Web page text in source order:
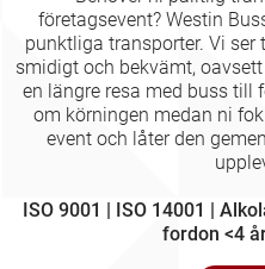
företagsevent? Westin
punktliga transporter. Vi
smidigt och bekvämt,
en längre resa med buss till
om körningen medan ni
event och låter den
ISO 9001 | ISO 14001 |
fordon <4